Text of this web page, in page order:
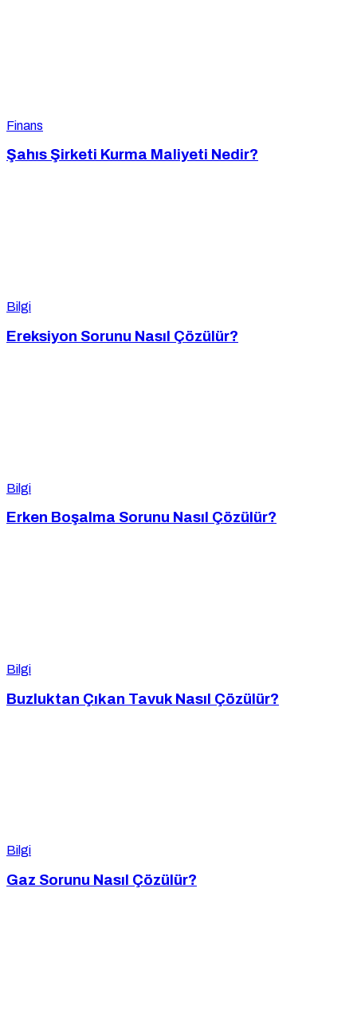
Finans
Şahıs Şirketi Kurma Maliyeti Nedir?
Bilgi
Ereksiyon Sorunu Nasıl Çözülür?
Bilgi
Erken Boşalma Sorunu Nasıl Çözülür?
Bilgi
Buzluktan Çıkan Tavuk Nasıl Çözülür?
Bilgi
Gaz Sorunu Nasıl Çözülür?